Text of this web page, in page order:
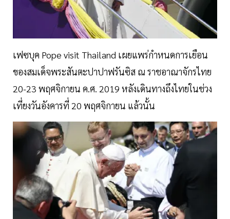
เฟซบุค Pope visit Thailand เผยแพร่กำหนดการเยือน
ของสมเด็จพระสันตะปาปาฟรันซิส ณ ราชอาณาจักรไทย
20-23 พฤศจิกายน ค.ศ. 2019 หลังเดินทางถึงไทยในช่วง
เที่ยงวันอังคารที่ 20 พฤศจิกายน แล้วนั้น